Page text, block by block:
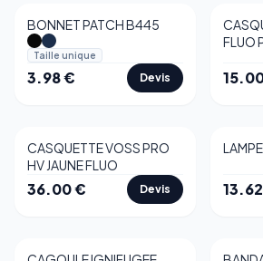
BONNET PATCH B445
Taille unique
3.98€ Devis
FLUO
CASQUETTE VOSS PRO
HV JAUNE FLUO
36.00€ Devis 13.62